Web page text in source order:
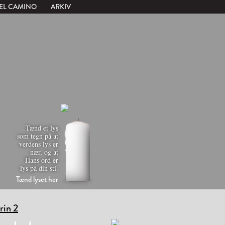
CAMINO ARKIV
Tænd et lys
som tegn på at
verdens lys er
nær, og at
Hans ord er
lys på din sti.
Tænd lyset her
2